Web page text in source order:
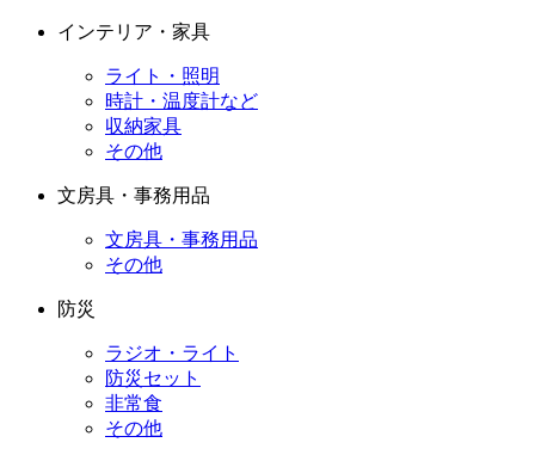
インテリア・家具
ライト・照明
時計・温度計など
収納家具
その他
文房具・事務用品
文房具・事務用品
その他
防災
ラジオ・ライト
防災セット
非常食
その他